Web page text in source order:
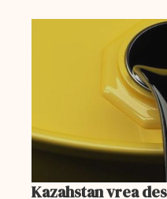
Limited, potrivit unui...
Kazahstan vrea